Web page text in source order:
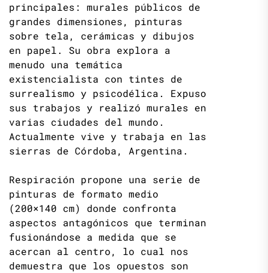
principales: murales públicos de
grandes dimensiones, pinturas
sobre tela, cerámicas y dibujos
en papel. Su obra explora a
menudo una temática
existencialista con tintes de
surrealismo y psicodélica. Expuso
sus trabajos y realizó murales en
varias ciudades del mundo.
Actualmente vive y trabaja en las
sierras de Córdoba, Argentina.
Respiración propone una serie de
pinturas de formato medio
(200×140 cm) donde confronta
aspectos antagónicos que terminan
fusionándose a medida que se
acercan al centro, lo cual nos
demuestra que los opuestos son